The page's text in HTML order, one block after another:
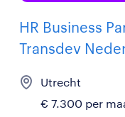
HR Business
Transdev
Utrecht
€ 7.300 per